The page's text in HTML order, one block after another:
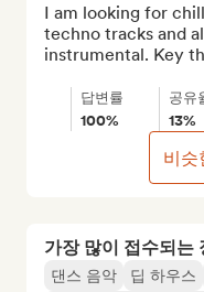
가장 많이 접수되는
댄스 음악 딥 하우스
I am looking for
techno tracks and
instrumental. Key
답변률
100%
공유
13%
비슷